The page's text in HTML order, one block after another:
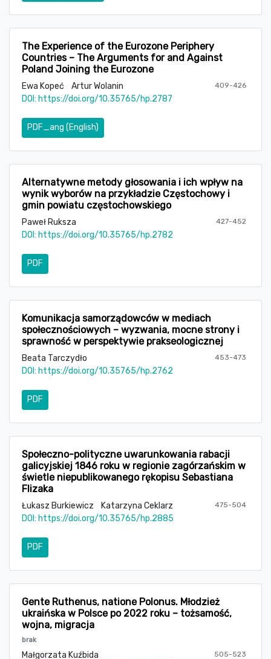
The Experience of the Eurozone Periphery
Countries – The Arguments for and Against
Poland Joining the Eurozone
Ewa Kopeć Artur Wolanin 409-426
DOI: https://doi.org/10.35765/hp.2787
PDF_ang (English)
Alternatywne metody głosowania i ich wpływ na
wynik wyborów na przykładzie Częstochowy i
gmin powiatu częstochowskiego
Paweł Ruksza 427-452
DOI: https://doi.org/10.35765/hp.2782
PDF
Komunikacja samorządowców w mediach
społecznościowych – wyzwania, mocne strony i
sprawność w perspektywie prakseologicznej
Beata Tarczydło 453-473
DOI: https://doi.org/10.35765/hp.2762
PDF
Społeczno-polityczne uwarunkowania rabacji
galicyjskiej 1846 roku w regionie zagórzańskim w
świetle niepublikowanego rękopisu Sebastiana
Flizaka
Łukasz Burkiewicz Katarzyna Ceklarz 475-504
DOI: https://doi.org/10.35765/hp.2885
PDF
Gente Ruthenus, natione Polonus. Młodzież
ukraińska w Polsce po 2022 roku – tożsamość,
wojna, migracja
brak
Małgorzata Kuźbida 505-523